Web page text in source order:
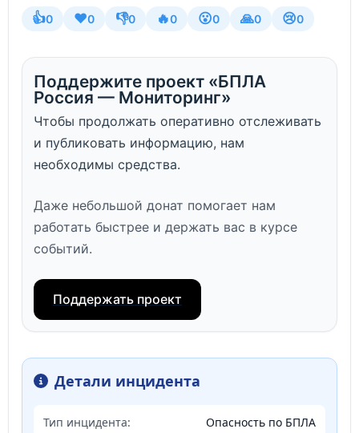
👍0 ❤️0 👎0 🔥0 😮0 🙏0 😢0
Поддержите проект «БПЛА
Россия — Мониторинг»
Чтобы продолжать оперативно отслеживать
и публиковать информацию, нам
необходимы средства.
Даже небольшой донат помогает нам
работать быстрее и держать вас в курсе
событий.
Поддержать проект
Детали инцидента
Тип инцидента: Опасность по БПЛА